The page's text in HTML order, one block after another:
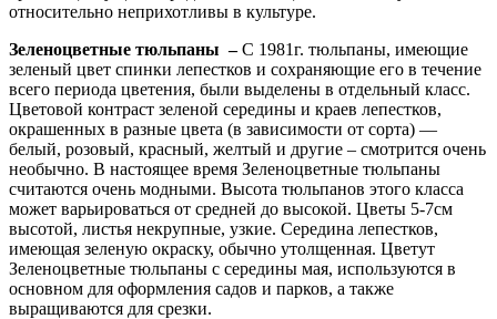
относительно неприхотливы в культуре.
Зеленоцветные тюльпаны –С 1981г. тюльпаны, имеющие
зеленый цвет спинки лепестков и сохраняющие его в течение
всего периода цветения, были выделены в отдельный класс.
Цветовой контраст зеленой середины и краев лепестков,
окрашенных в разные цвета (в зависимости от сорта) —
белый, розовый, красный, желтый и другие – смотрится очень
необычно. В настоящее время Зеленоцветные тюльпаны
считаются очень модными. Высота тюльпанов этого класса
может варьироваться от средней до высокой. Цветы 5-7см
высотой, листья некрупные, узкие. Середина лепестков,
имеющая зеленую окраску, обычно утолщенная. Цветут
Зеленоцветные тюльпаны с середины мая, используются в
основном для оформления садов и парков, а также
выращиваются для срезки.